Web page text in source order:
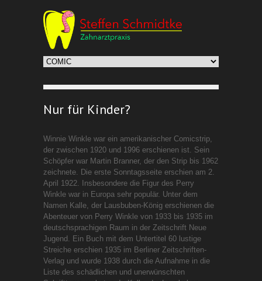
Nur für Kinder?
Winnie Winkle war ein amerikanischer Comicstrip,
der zwischen 1920 und 1996 erschienen ist. Sein
Schöpfer war Martin Branner, der den Strip bis 1962
zeichnete. Die erste Sonntagsseite erschien am 2.
April 1922. Insbesondere die Figur des Perry
Winkle war in Europa sehr populär. Unter dem
Namen Kalle, der Lausbuben-König erschienen die
Abenteuer von Perry Winkle von 1933 bis 1935 im
deutschsprachigen Raum in der Zeitschrift Neue
Jugend. Ein Buch mit dem Untertitel 60 lustige
Streiche erschien 1935 im Berliner Zeitschriften-
Verlag und wurde 1938 durch die Aufnahme in die
Liste des schädlichen und unerwünschten